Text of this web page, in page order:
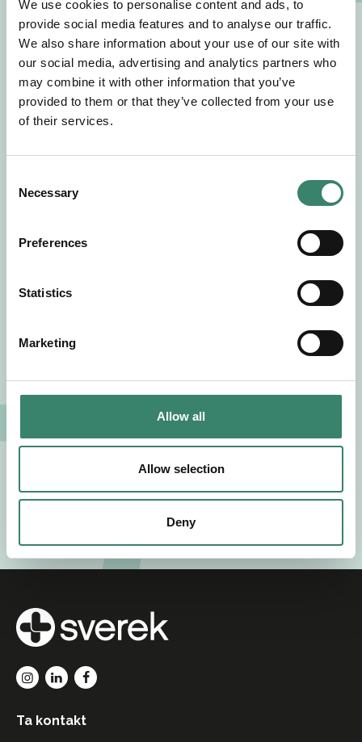
We use cookies to personalise content and ads, to
provide social media features and to analyse our traffic.
We also share information about your use of our site with
our social media, advertising and analytics partners who
may combine it with other information that you’ve
provided to them or that they’ve collected from your use
of their services.
t
Necessary
Preferences
Statistics
Marketing
Allow all
Allow selection
Deny
Personnummer (YYYYMMDDXXXX)
Förnamn
Efternamn
Välj yrkesroll
E-post
sekretesspolicy
Visa intresse
Ta kontakt